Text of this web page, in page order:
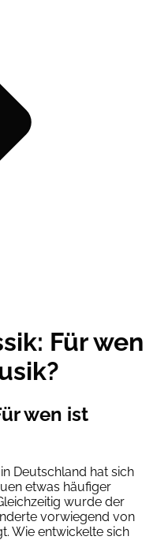
Für wen
wen ist
Deutschland hat sich
etwas häufiger
wurde der
vorwiegend von
Wie entwickelte sich